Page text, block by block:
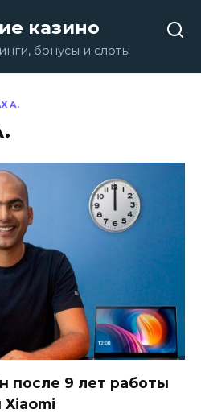
казино
бонусы и слоты
A.
после 9 лет работы